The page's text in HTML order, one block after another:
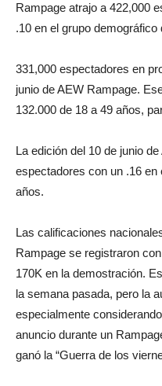
Rampage atrajo a 422,000
.10 en el grupo demográfico
331,000 espectadores en
junio de AEW Rampage.
132.000 de 18 a 49 años,
La edición del 10 de junio
espectadores con un .16 en
años.
Las calificaciones
Rampage se registraron
170K en la demostración.
la semana pasada, pero la
especialmente
anuncio durante un
ganó la “Guerra de los